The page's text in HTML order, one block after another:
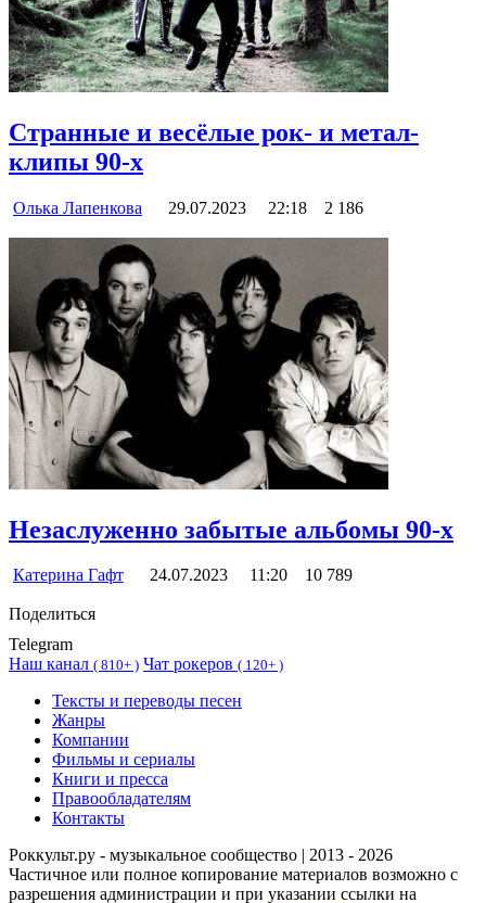
Странные и весёлые рок- и метал-
клипы 90-х
Олька Лапенкова 29.07.2023 22:18 2 186
Незаслуженно забытые альбомы 90-х
Катерина Гафт 24.07.2023 11:20 10 789
Поделиться
Telegram
Наш канал ( 810+ ) Чат рокеров ( 120+ )
Тексты и переводы песен
Жанры
Компании
Фильмы и сериалы
Книги и пресса
Правообладателям
Контакты
Роккульт.ру - музыкальное сообщество | 2013 - 2026
Частичное или полное копирование материалов возможно с
разрешения администрации и при указании ссылки на